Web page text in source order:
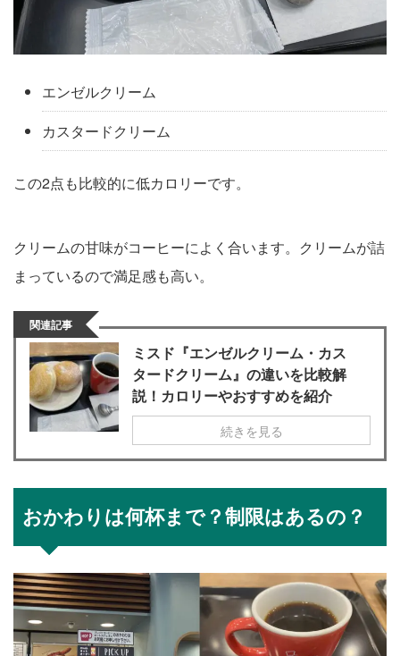
エンゼルクリーム
カスタードクリーム
この2点も比較的に低カロリーです。
クリームの甘味がコーヒーによく合います。クリームが詰
まっているので満足感も高い。
関連記事
ミスド『エンゼルクリーム・カス
タードクリーム』の違いを比較解
説！カロリーやおすすめを紹介
続きを見る
おかわりは何杯まで？制限はあるの？